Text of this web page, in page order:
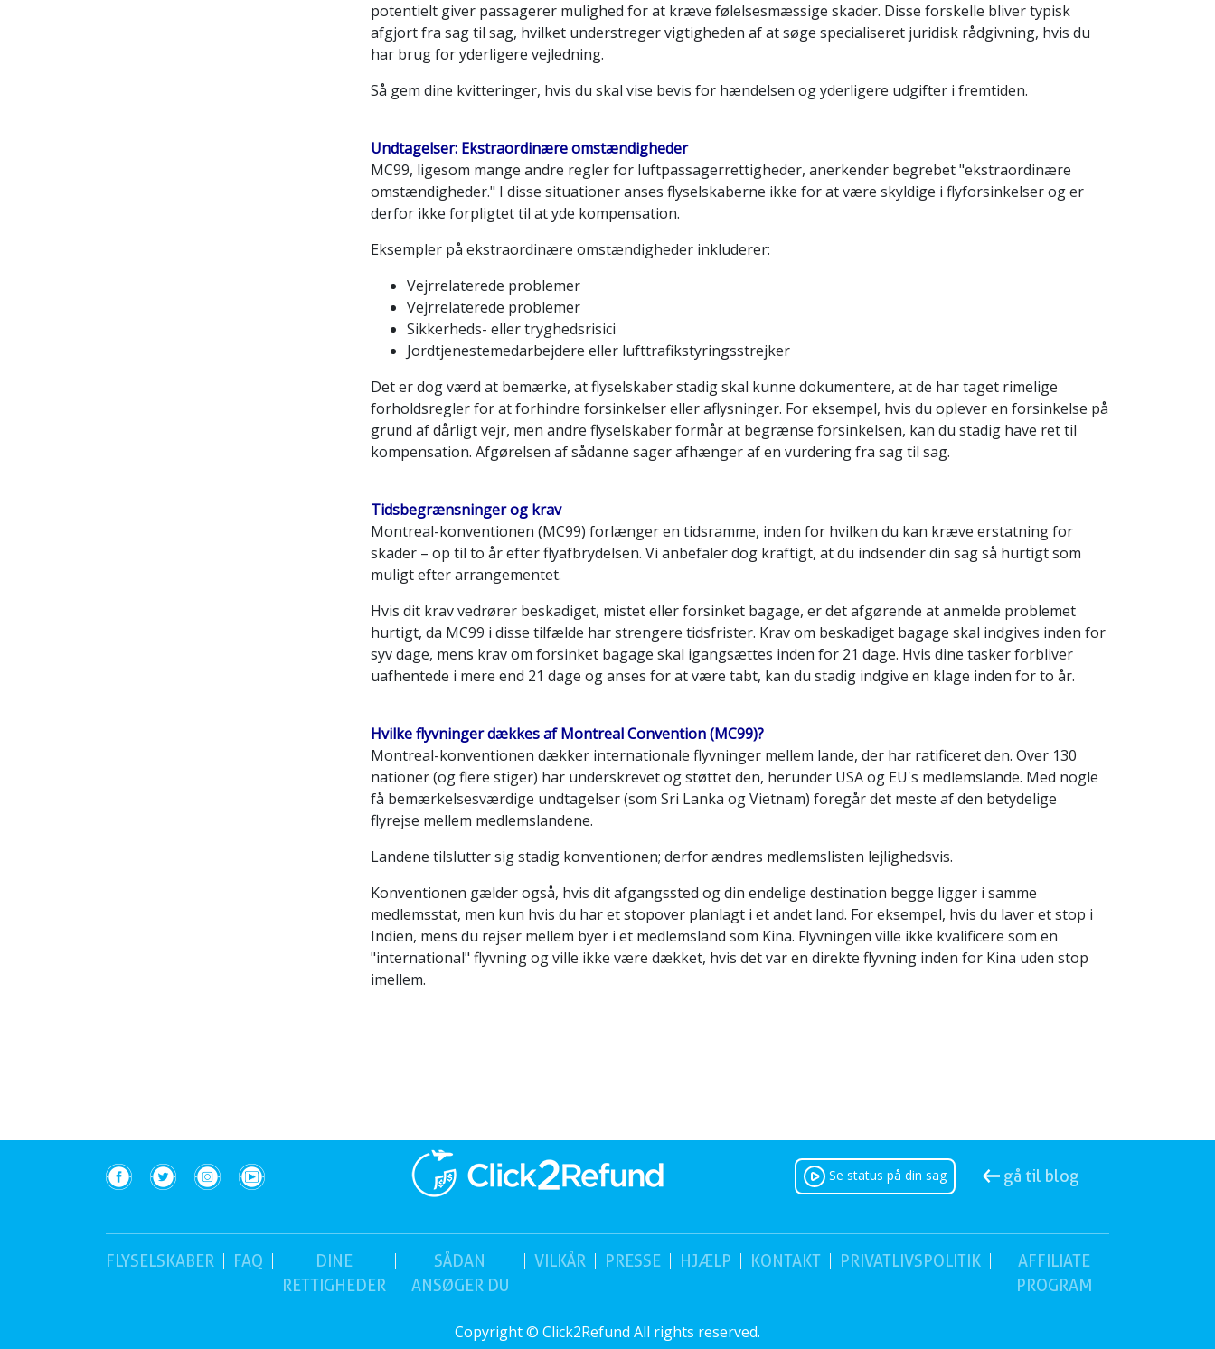
potentielt giver passagerer mulighed for at kræve følelsesmæssige skader. Disse forskelle bliver typisk
afgjort fra sag til sag, hvilket understreger vigtigheden af at søge specialiseret juridisk rådgivning, hvis du
har brug for yderligere vejledning.
Så gem dine kvitteringer, hvis du skal vise bevis for hændelsen og yderligere udgifter i fremtiden.
Undtagelser: Ekstraordinære omstændigheder
MC99, ligesom mange andre regler for luftpassagerrettigheder, anerkender begrebet "ekstraordinære
omstændigheder." I disse situationer anses flyselskaberne ikke for at være skyldige i flyforsinkelser og er
derfor ikke forpligtet til at yde kompensation.
Eksempler på ekstraordinære omstændigheder inkluderer:
Vejrrelaterede problemer
Vejrrelaterede problemer
Sikkerheds- eller tryghedsrisici
Jordtjenestemedarbejdere eller lufttrafikstyringsstrejker
Det er dog værd at bemærke, at flyselskaber stadig skal kunne dokumentere, at de har taget rimelige
forholdsregler for at forhindre forsinkelser eller aflysninger. For eksempel, hvis du oplever en forsinkelse på
grund af dårligt vejr, men andre flyselskaber formår at begrænse forsinkelsen, kan du stadig have ret til
kompensation. Afgørelsen af sådanne sager afhænger af en vurdering fra sag til sag.
Tidsbegrænsninger og krav
Montreal-konventionen (MC99) forlænger en tidsramme, inden for hvilken du kan kræve erstatning for
skader – op til to år efter flyafbrydelsen. Vi anbefaler dog kraftigt, at du indsender din sag så hurtigt som
muligt efter arrangementet.
Hvis dit krav vedrører beskadiget, mistet eller forsinket bagage, er det afgørende at anmelde problemet
hurtigt, da MC99 i disse tilfælde har strengere tidsfrister. Krav om beskadiget bagage skal indgives inden for
syv dage, mens krav om forsinket bagage skal igangsættes inden for 21 dage. Hvis dine tasker forbliver
uafhentede i mere end 21 dage og anses for at være tabt, kan du stadig indgive en klage inden for to år.
Hvilke flyvninger dækkes af Montreal Convention (MC99)?
Montreal-konventionen dækker internationale flyvninger mellem lande, der har ratificeret den. Over 130
nationer (og flere stiger) har underskrevet og støttet den, herunder USA og EU's medlemslande. Med nogle
få bemærkelsesværdige undtagelser (som Sri Lanka og Vietnam) foregår det meste af den betydelige
flyrejse mellem medlemslandene.
Landene tilslutter sig stadig konventionen; derfor ændres medlemslisten lejlighedsvis.
Konventionen gælder også, hvis dit afgangssted og din endelige destination begge ligger i samme
medlemsstat, men kun hvis du har et stopover planlagt i et andet land. For eksempel, hvis du laver et stop i
Indien, mens du rejser mellem byer i et medlemsland som Kina. Flyvningen ville ikke kvalificere som en
"international" flyvning og ville ikke være dækket, hvis det var en direkte flyvning inden for Kina uden stop
imellem.
Se status på din sag gå til blog
FLYSELSKABER FAQ (nuværende)
DINE
RETTIGHEDER
SÅDAN
ANSØGER DU
VILKÅR PRESSE HJÆLP KONTAKT PRIVATLIVSPOLITIK
AFFILIATE
PROGRAM
Copyright © Click2Refund All rights reserved.